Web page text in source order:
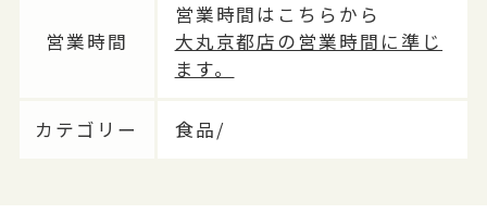
営業時間
営業時間はこちらから
大丸京都店の営業時間に準じ
ます。
カテゴリー 食品/